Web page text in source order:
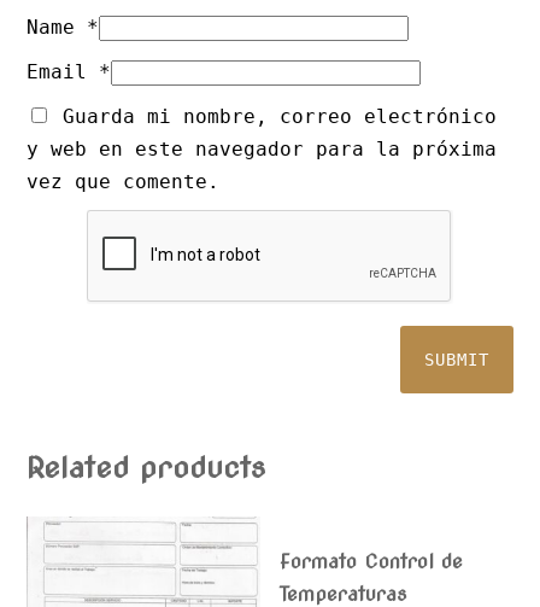
Name *
Email *
Guarda mi nombre, correo electrónico
y web en este navegador para la próxima
vez que comente.
Related products
Formato Control de
Temperaturas